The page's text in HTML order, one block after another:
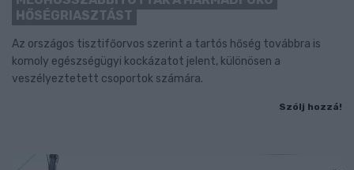
HŐSÉGRIASZTÁST
Az országos tisztifőorvos szerint a tartós hőség továbbra is
komoly egészségügyi kockázatot jelent, különösen a
veszélyeztetett csoportok számára.
Szólj hozzá!